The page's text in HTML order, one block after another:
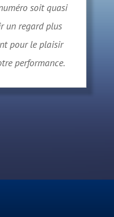
soit quasi
un regard plus
pour le plaisir
performance.